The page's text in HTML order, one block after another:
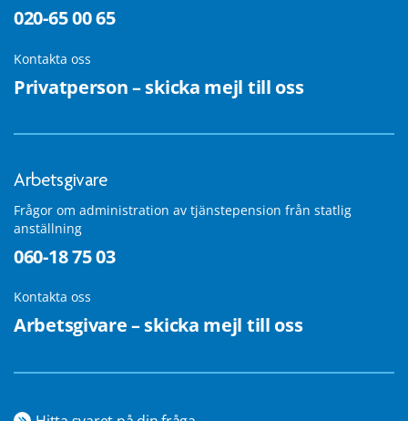
020-65 00 65
Kontakta oss
Privatperson – skicka mejl till oss
Arbetsgivare
Frågor om administration av tjänstepension från statlig
anställning
060-18 75 03
Kontakta oss
Arbetsgivare – skicka mejl till oss